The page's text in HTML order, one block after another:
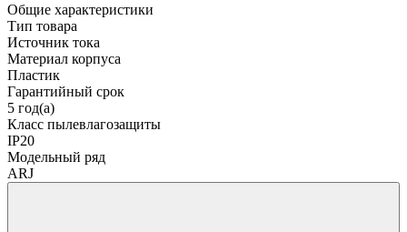
Общие характеристики
Тип товара
Источник тока
Материал корпуса
Пластик
Гарантийный срок
5 год(а)
Класс пылевлагозащиты
IP20
Модельный ряд
ARJ